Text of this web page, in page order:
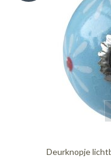
Deurknopje